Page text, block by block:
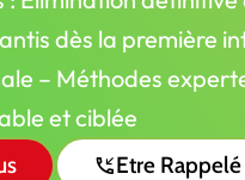
dès la première
– Méthodes
et ciblée
Etre Rappelé